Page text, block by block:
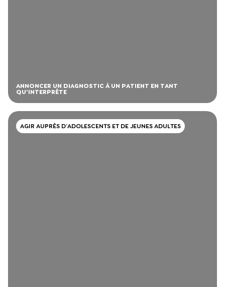
ANNONCER UN DIAGNOSTIC À UN PATIENT EN TANT
QU'INTERPRÈTE
AGIR AUPRÈS D’ADOLESCENTS ET DE JEUNES ADULTES